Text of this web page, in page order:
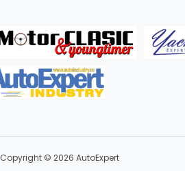
Copyright © 2026 AutoExpert